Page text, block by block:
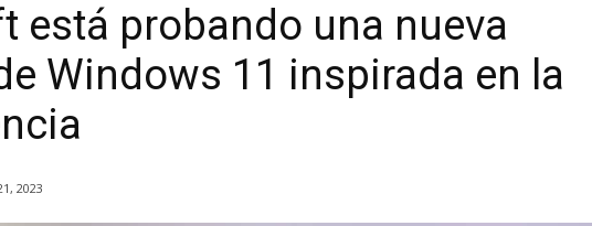
está probando una nueva
Windows 11 inspirada en la
2023